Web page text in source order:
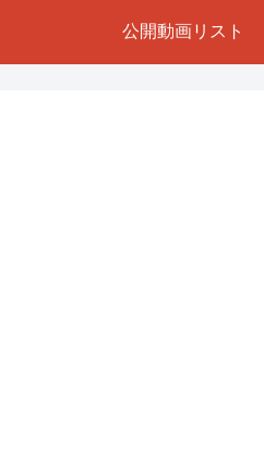
公開動画リスト